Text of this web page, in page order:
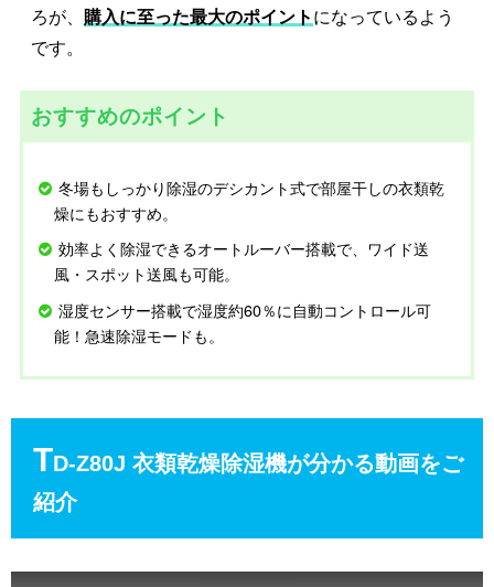
ろが、 購入に至った最大のポイント になっているよう
です。
おすすめのポイント
冬場もしっかり除湿のデシカント式で部屋干しの衣類乾
燥にもおすすめ。
効率よく除湿できるオートルーバー搭載で、ワイド送
風・スポット送風も可能。
湿度センサー搭載で湿度約60％に自動コントロール可
能！急速除湿モードも。
TD-Z80J 衣類乾燥除湿機が分かる動画をご
紹介